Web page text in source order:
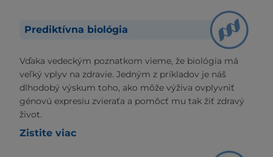
Prediktívna biológia
Vďaka vedeckým poznatkom vieme, že biológia má
veľký vplyv na zdravie. Jedným z príkladov je náš
dlhodobý výskum toho, ako môže výživa ovplyvniť
génovú expresiu zvieraťa a pomôcť mu tak žiť zdravý
život.
Zistite viac